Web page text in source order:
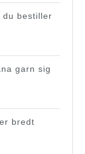
du bestiller
garn sig
bredt